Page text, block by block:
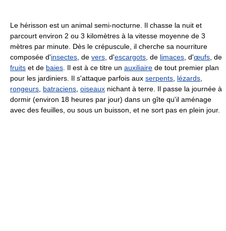
Le hérisson est un animal semi-nocturne. Il chasse la nuit et
parcourt environ 2 ou 3 kilomètres à la vitesse moyenne de 3
mètres par minute. Dès le crépuscule, il cherche sa nourriture
composée d'insectes , de vers , d'escargots , de limaces , d'œufs , de
fruits et de baies . Il est à ce titre un auxiliaire de tout premier plan
pour les jardiniers. Il s'attaque parfois aux serpents lézards
rongeurs batraciens oiseaux nichant à terre. Il passe la journée à
dormir (environ 18 heures par jour) dans un gîte qu'il aménage
avec des feuilles, ou sous un buisson, et ne sort pas en plein jour.